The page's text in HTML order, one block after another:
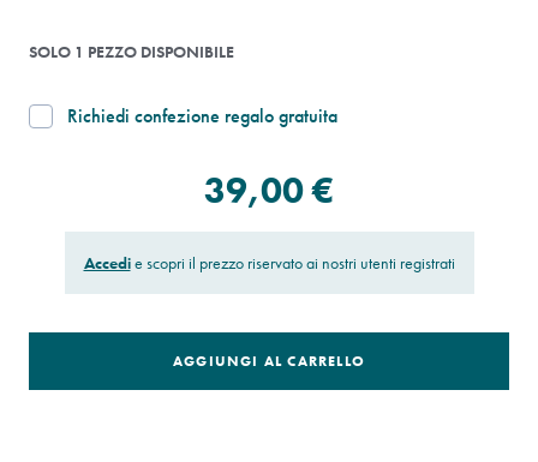
SOLO 1 PEZZO DISPONIBILE
Richiedi confezione regalo gratuita
39,00 €
Accedie scopri il prezzo riservato ai nostri utenti registrati
AGGIUNGI AL CARRELLO